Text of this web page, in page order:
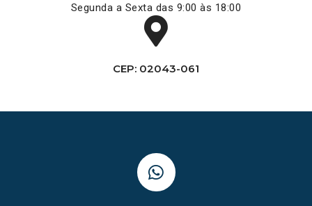
Segunda a Sexta das 9:00 às 18:00
CEP: 02043-061